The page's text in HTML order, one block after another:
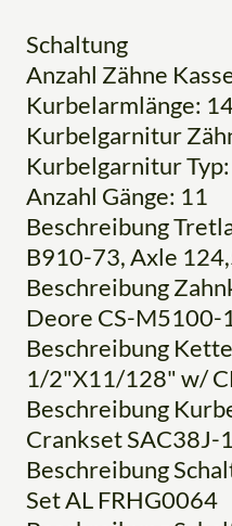
Schaltung
Anzahl Zähne
Kurbelarmlänge:
Kurbelgarnitur
Kurbelgarnitur
Anzahl Gänge: 11
Beschreibung
B910-73, Axle
Beschreibung
Deore CS-M5100-
Beschreibung
1/2"X11/128" w/
Beschreibung
Crankset SAC38J-
Beschreibung
Set AL FRHG0064